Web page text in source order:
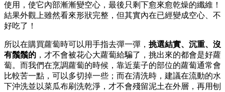
使用，使它內部漸漸變空心，最後只剩下愈來愈乾燥的纖維！
結果外觀上雖然看來形狀完整，但其實內在已經變成空心、不
好吃了！
所以在購買蘿蔔時可以用手指去彈一彈， 挑選結實、沉重、沒
有鬚鬚的 ，才不會被花心大蘿蔔給騙了，挑出來的都會是好蘿
蔔。而我們在烹調蘿蔔的時候，靠近葉子的部位的蘿蔔通常會
比較苦一點，可以多切掉一些；而在清洗時，建議在流動的水
下沖洗並以菜瓜布刷洗乾淨，才不會殘留泥土在外層，再用刨